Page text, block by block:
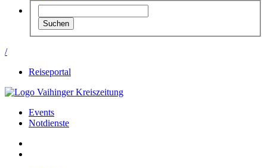
/
Reiseportal
Events
Notdienste